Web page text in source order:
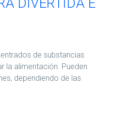
DIVERTIDA E
de substancias
la alimentación. Pueden
dependiendo de las